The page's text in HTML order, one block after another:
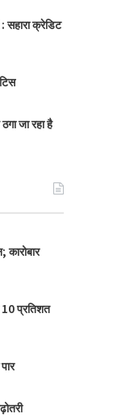
क्रेडिट
जा रहा है
कारोबार
प्रतिशत